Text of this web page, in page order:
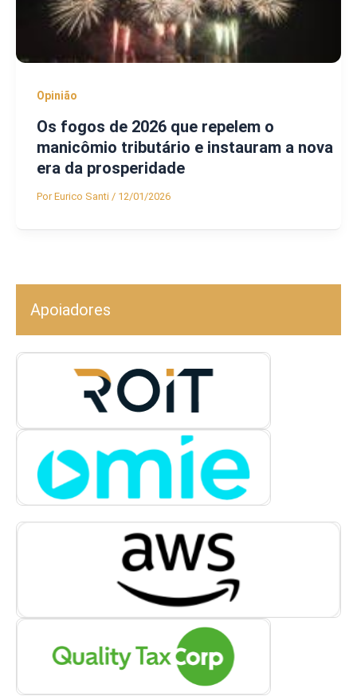
Opinião
Os fogos de 2026 que repelem o
manicômio tributário e instauram a nova
era da prosperidade
PorEurico Santi / 12/01/2026
Apoiadores